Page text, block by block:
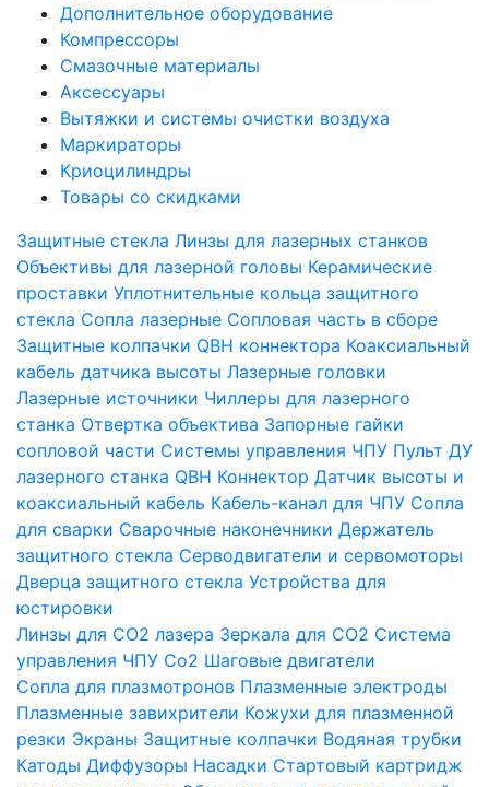
Дополнительное оборудование
Компрессоры
Смазочные материалы
Аксессуары
Вытяжки и системы очистки воздуха
Маркираторы
Криоцилиндры
Товары со скидками
Защитные стекла Линзы для лазерных станков
Объективы для лазерной головы Керамические
проставки Уплотнительные кольца защитного
стекла Сопла лазерные Сопловая часть в сборе
Защитные колпачки QBH коннектора Коаксиальный
кабель датчика высоты Лазерные головки
Лазерные источники Чиллеры для лазерного
станка Отвертка объектива Запорные гайки
сопловой части Системы управления ЧПУ Пульт ДУ
лазерного станка QBH Коннектор Датчик высоты и
коаксиальный кабель Кабель-канал для ЧПУ Сопла
для сварки Сварочные наконечники Держатель
защитного стекла Серводвигатели и сервомоторы
Дверца защитного стекла Устройства для
юстировки
Линзы для СО2 лазера Зеркала для СО2 Система
управления ЧПУ Co2 Шаговые двигатели
Сопла для плазмотронов Плазменные электроды
Плазменные завихрители Кожухи для плазменной
резки Экраны Защитные колпачки Водяная трубки
Катоды Диффузоры Насадки Стартовый картридж